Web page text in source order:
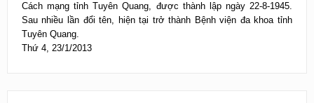
Cách mạng tỉnh Tuyên Quang, được thành lập ngày 22-8-1945.
Sau nhiều lần đổi tên, hiện tại trở thành Bệnh viện đa khoa tỉnh
Tuyên Quang.
Thứ 4, 23/1/2013